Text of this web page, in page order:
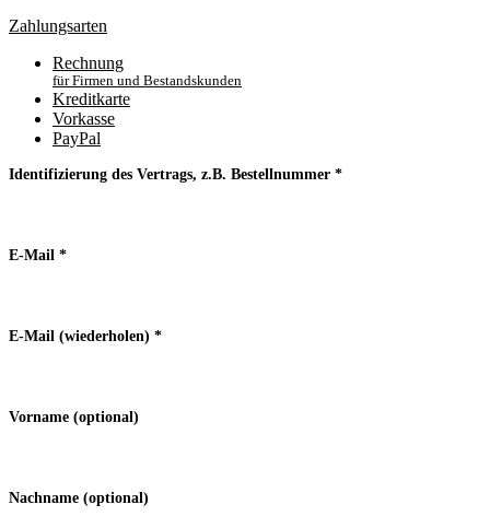
Zahlungsarten
Rechnung
für Firmen und Bestandskunden
Kreditkarte
Vorkasse
PayPal
Identifizierung des Vertrags, z.B. Bestellnummer *
E-Mail *
E-Mail (wiederholen) *
Vorname (optional)
Nachname (optional)